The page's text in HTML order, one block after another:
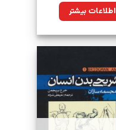
اطلاعات بیشتر